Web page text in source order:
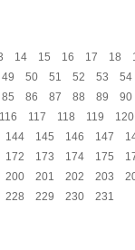
14 15 16 17 18
49 50 51 52 53
54
85 86 87 88 89
90
116 117 118 119
120
144 145 146 147
172 173 174 175
200 201 202 203
228 229 230 231